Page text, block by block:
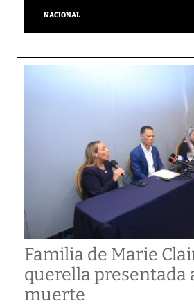
NACIONAL
Familia de Marie
querella presentada
muerte